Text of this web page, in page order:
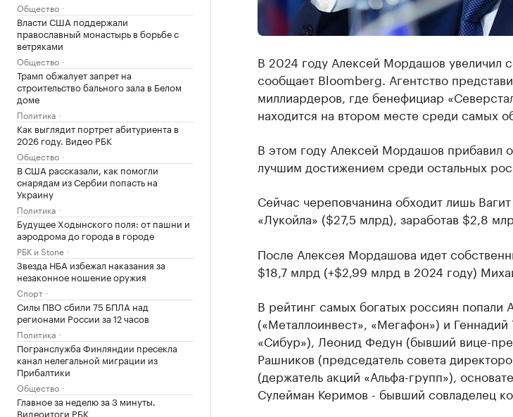
Общество
Власти США поддержали
православный монастырь в борьбе с
ветряками
Общество
Трамп обжалует запрет на
строительство бального зала в Белом
доме
Политика
Как выглядит портрет абитуриента в
2026 году. Видео РБК
Общество
В США рассказали, как помогли
снарядам из Сербии попасть на
Украину
Политика
Будущее Ходынского поля: от пашни и
аэродрома до города в городе
РБК и Stone
Звезда НБА избежал наказания за
незаконное ношение оружия
Спорт
Силы ПВО сбили 75 БПЛА над
регионами России за 12 часов
Политика
Погранслужба Финляндии пресекла
канал нелегальной миграции из
Прибалтики
Общество
Главное за неделю за 3 минуты.
Видеоитоги РБК
В 2024 году Алексей Мордашов увеличил
сообщает Bloomberg. Агентство
миллиардеров, где бенефициар
находится на втором месте среди самых
В этом году Алексей Мордашов прибавил
лучшим достижением среди остальных
Сейчас череповчанина обходит лишь
«Лукойла» ($27,5 млрд), заработав $2,8
После Алексея Мордашова идет
$18,7 млрд (+$2,99 млрд в 2024 году)
В рейтинг самых богатых россиян попали
(«Металлоинвест», «Мегафон») и Геннадий
«Сибур»), Леонид Федун (бывший вице-
Рашников (председатель совета
(держатель акций «Альфа-групп»),
Сулейман Керимов - бывший совладелец